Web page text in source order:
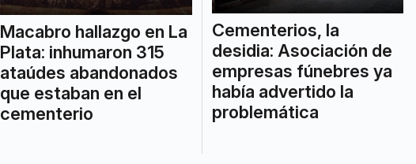
Macabro hallazgo en La
Plata: inhumaron 315
ataúdes abandonados
que estaban en el
cementerio
Cementerios, la
desidia: Asociación de
empresas fúnebres ya
había advertido la
problemática